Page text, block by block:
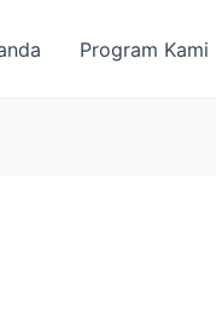
Program Kami